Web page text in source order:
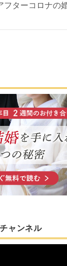
フターコロナの
ャンネル